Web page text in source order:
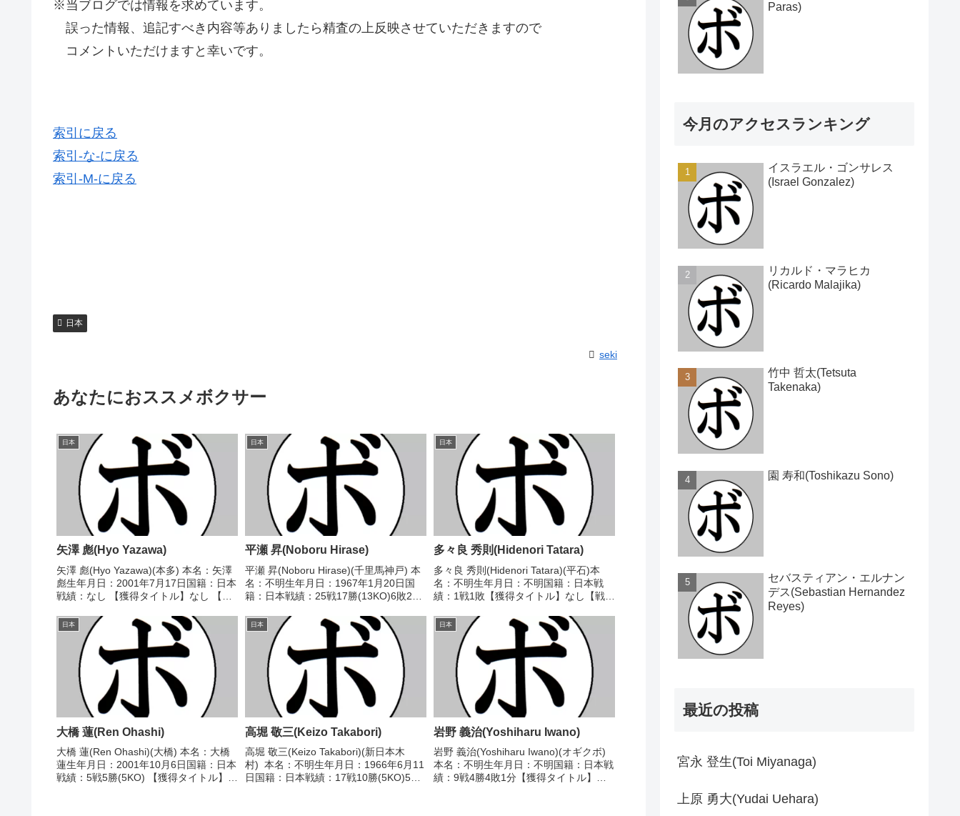
※当ブログでは情報を求めています。
誤った情報、追記すべき内容等ありましたら精査の上反映させていただきますので
コメントいただけますと幸いです。
索引に戻る
索引-な-に戻る
索引-M-に戻る
日本
seki
あなたにおススメボクサー
日本
矢澤 彪(Hyo Yazawa)
矢澤 彪(Hyo Yazawa)(本多) 本名：矢澤
彪生年月日：2001年7月17日国籍：日本
戦績：なし 【獲得タイトル】なし 【戦
出身。・2024/09/17にC級プロテスト合
格。・2025/08/1...
日本
平瀬 昇(Noboru Hirase)
平瀬 昇(Noboru Hirase)(千里馬神戸) 本
名：不明生年月日：1967年1月20日国
籍：日本戦績：25戦17勝(13KO)6敗2
ェザー級新人王 【戦歴】1990/07/28
○4R判定 3...
日本
多々良 秀則(Hidenori Tatara)
多々良 秀則(Hidenori Tatara)(平石)本
名：不明生年月日：不明国籍：日本戦
績：1戦1敗【獲得タイトル】なし【戦
(北陸石丸)【補足情報】・BoxRecでは
選手情報の掲載がない。...
日本
大橋 蓮(Ren Ohashi)
大橋 蓮(Ren Ohashi)(大橋) 本名：大橋
蓮生年月日：2001年10月6日国籍：日本
戦績：5戦5勝(5KO) 【獲得タイトル】
日本
高堀 敬三(Keizo Takabori)
高堀 敬三(Keizo Takabori)(新日本木
村) 本名：不明生年月日：1966年6月11
日国籍：日本戦績：17戦10勝(5KO)5敗2
日本
岩野 義治(Yoshiharu Iwano)
岩野 義治(Yoshiharu Iwano)(オギクボ)
本名：不明生年月日：不明国籍：日本戦
績：9戦4勝4敗1分【獲得タイトル】な
Paras)
今月のアクセスランキング
イスラエル・ゴンサレス
(Israel Gonzalez)
リカルド・マラヒカ
(Ricardo Malajika)
竹中 哲太(Tetsuta
Takenaka)
園 寿和(Toshikazu Sono)
セバスティアン・エルナン
デス(Sebastian Hernandez
Reyes)
最近の投稿
宮永 登生(Toi Miyanaga)
上原 勇大(Yudai Uehara)